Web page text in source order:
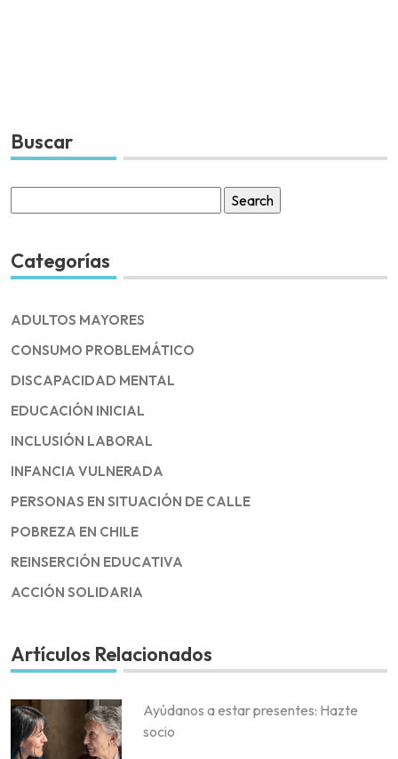
Buscar
for:
Categorías
ADULTOS MAYORES
CONSUMO PROBLEMÁTICO
DISCAPACIDAD MENTAL
EDUCACIÓN INICIAL
INCLUSIÓN LABORAL
INFANCIA VULNERADA
PERSONAS EN SITUACIÓN DE CALLE
POBREZA EN CHILE
REINSERCIÓN EDUCATIVA
ACCIÓN SOLIDARIA
Artículos Relacionados
Ayúdanos a estar presentes: Hazte
socio